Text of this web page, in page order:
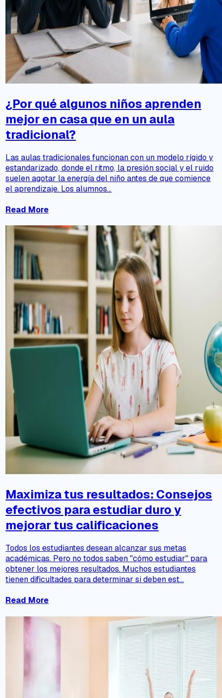
¿Por qué algunos niños aprenden
mejor en casa que en un aula
tradicional?
Las aulas tradicionales funcionan con un modelo rígido y
estandarizado, donde el ritmo, la presión social y el ruido
suelen agotar la energía del niño antes de que comience
el aprendizaje. Los alumnos...
Read More
Maximiza tus resultados: Consejos
efectivos para estudiar duro y
mejorar tus calificaciones
Todos los estudiantes desean alcanzar sus metas
académicas. Pero no todos saben "cómo estudiar" para
obtener los mejores resultados. Muchos estudiantes
tienen dificultades para determinar si deben est...
Read More